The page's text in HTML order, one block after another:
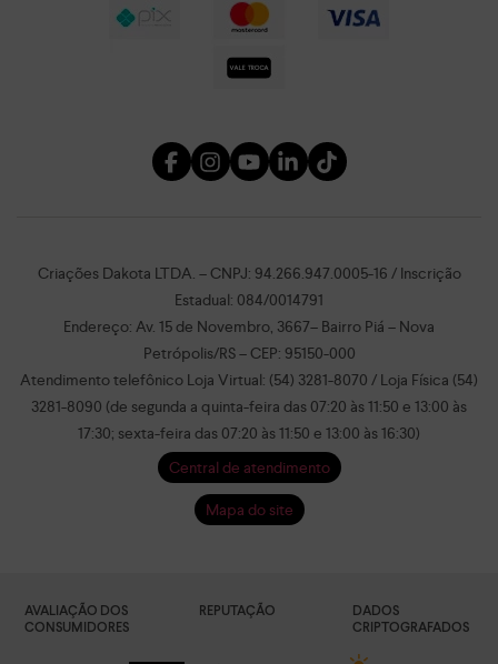
Criações Dakota LTDA. – CNPJ: 94.266.947.0005-16 / Inscrição
Estadual: 084/0014791
Endereço: Av. 15 de Novembro, 3667– Bairro Piá – Nova
Petrópolis/RS – CEP: 95150-000
Atendimento telefônico Loja Virtual: (54) 3281-8070 / Loja Física (54)
3281-8090 (de segunda a quinta-feira das 07:20 às 11:50 e 13:00 às
17:30; sexta-feira das 07:20 às 11:50 e 13:00 às 16:30)
Central de atendimento
Mapa do site
AVALIAÇÃO DOS
CONSUMIDORES
REPUTAÇÃO
DADOS
CRIPTOGRAFADOS